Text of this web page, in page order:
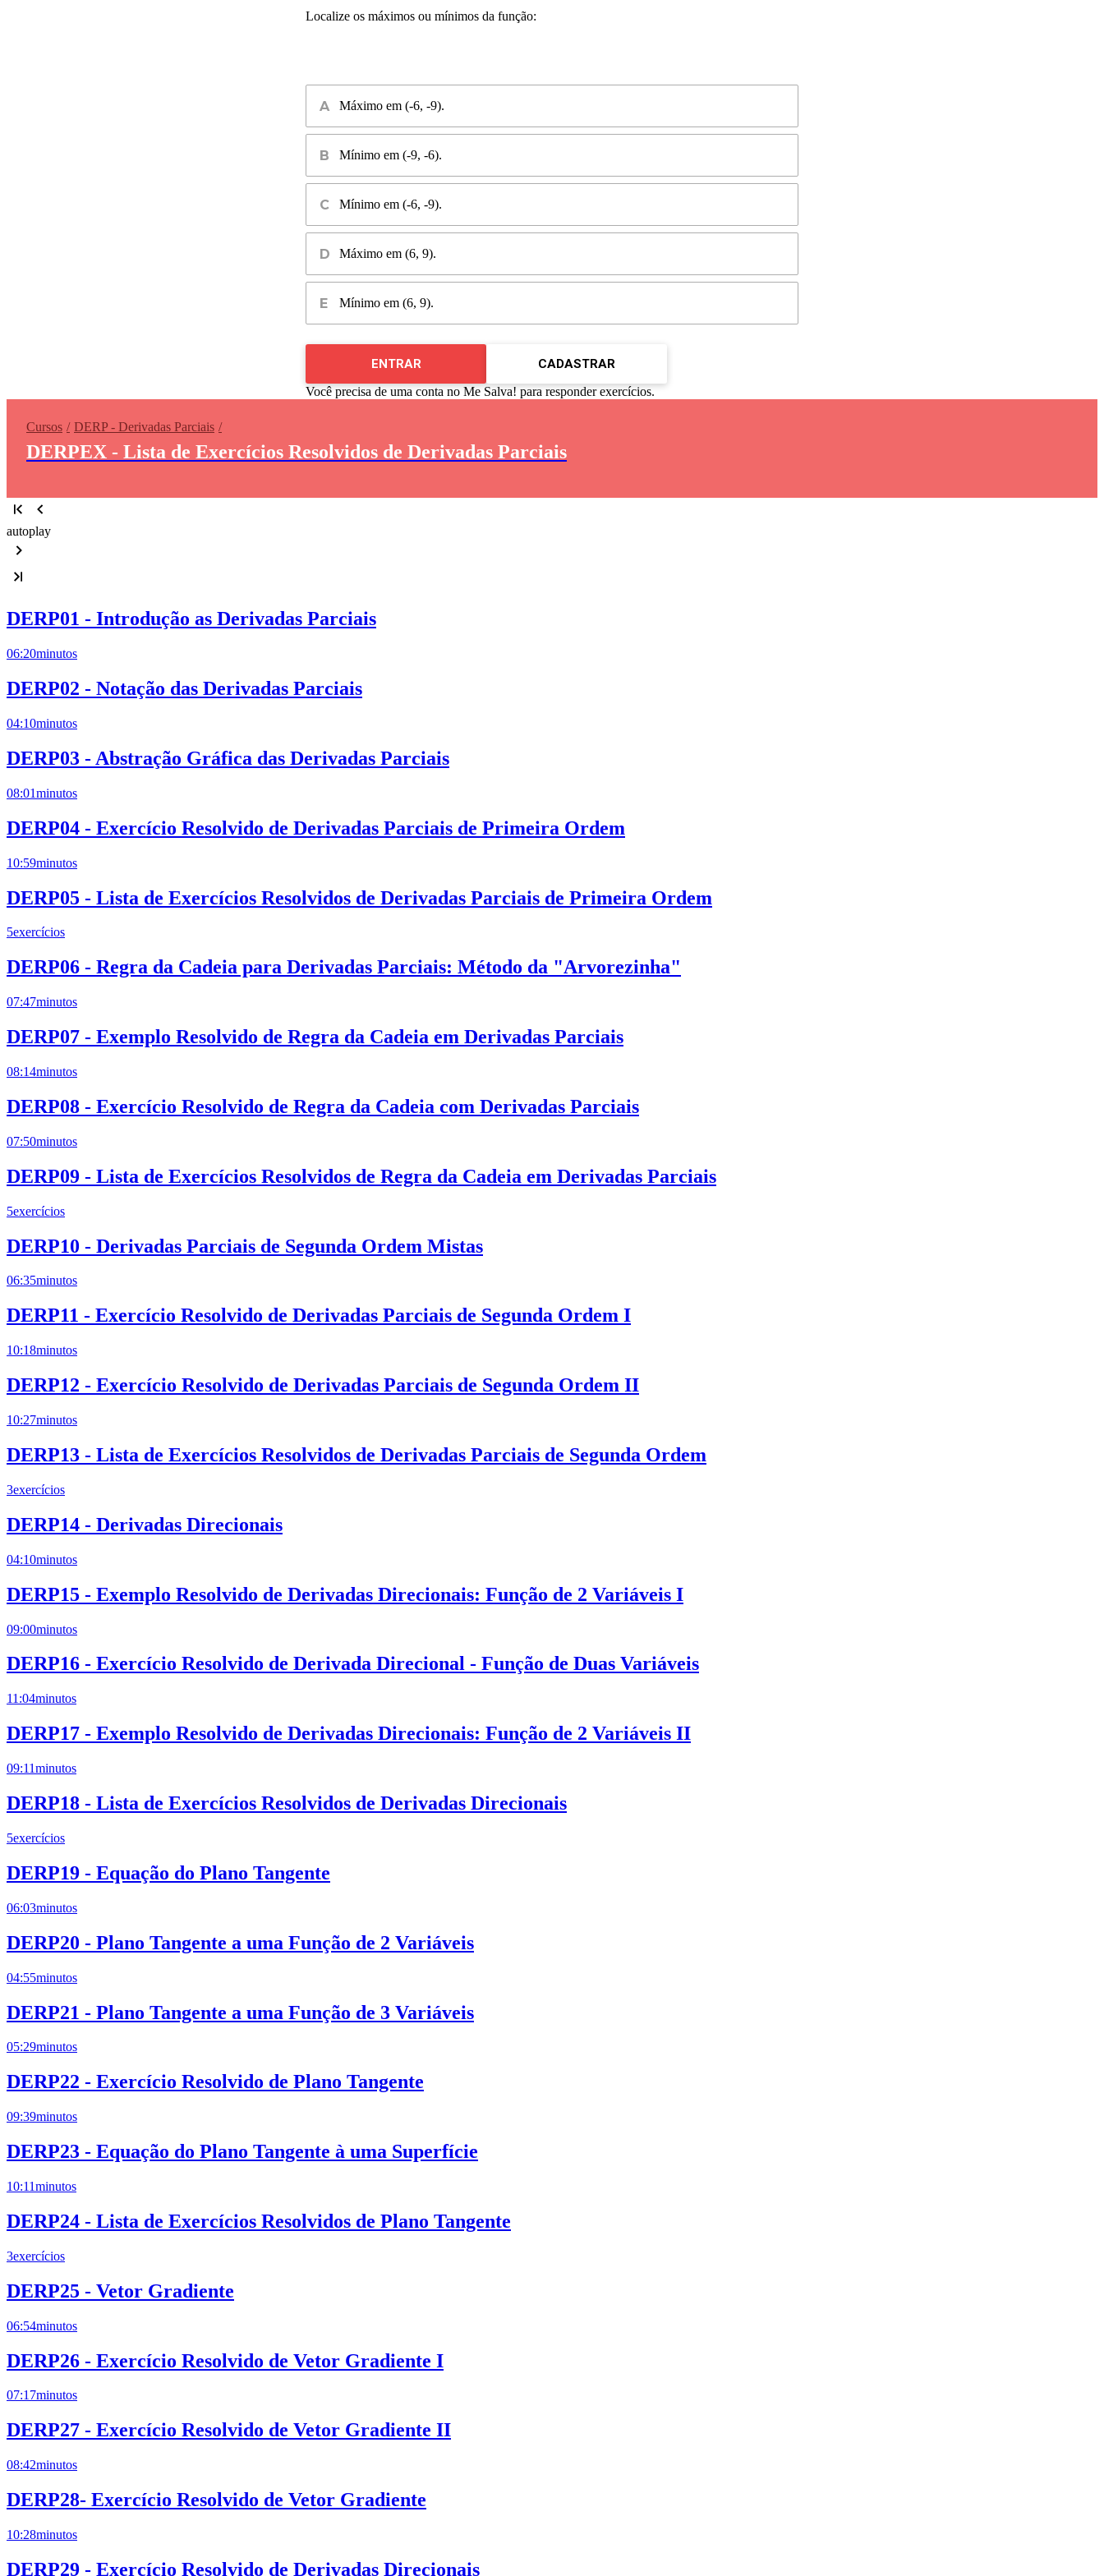
Localize os máximos ou mínimos da função:
Máximo em (-6, -9).
Mínimo em (-9, -6).
Mínimo em (-6, -9).
Máximo em (6, 9).
Mínimo em (6, 9).
ENTRAR CADASTRAR
Você precisa de uma conta no Me Salva! para responder exercícios.
Cursos DERP - Derivadas Parciais
DERPEX - Lista de Exercícios Resolvidos de Derivadas Parciais
autoplay
DERP01 - Introdução as Derivadas Parciais
06:20minutos
DERP02 - Notação das Derivadas Parciais
04:10minutos
DERP03 - Abstração Gráfica das Derivadas Parciais
08:01minutos
DERP04 - Exercício Resolvido de Derivadas Parciais de Primeira Ordem
10:59minutos
DERP05 - Lista de Exercícios Resolvidos de Derivadas Parciais de Primeira Ordem
5exercícios
DERP06 - Regra da Cadeia para Derivadas Parciais: Método da "Arvorezinha"
07:47minutos
DERP07 - Exemplo Resolvido de Regra da Cadeia em Derivadas Parciais
08:14minutos
DERP08 - Exercício Resolvido de Regra da Cadeia com Derivadas Parciais
07:50minutos
DERP09 - Lista de Exercícios Resolvidos de Regra da Cadeia em Derivadas Parciais
5exercícios
DERP10 - Derivadas Parciais de Segunda Ordem Mistas
06:35minutos
DERP11 - Exercício Resolvido de Derivadas Parciais de Segunda Ordem I
10:18minutos
DERP12 - Exercício Resolvido de Derivadas Parciais de Segunda Ordem II
10:27minutos
DERP13 - Lista de Exercícios Resolvidos de Derivadas Parciais de Segunda Ordem
3exercícios
DERP14 - Derivadas Direcionais
04:10minutos
DERP15 - Exemplo Resolvido de Derivadas Direcionais: Função de 2 Variáveis I
09:00minutos
DERP16 - Exercício Resolvido de Derivada Direcional - Função de Duas Variáveis
11:04minutos
DERP17 - Exemplo Resolvido de Derivadas Direcionais: Função de 2 Variáveis II
09:11minutos
DERP18 - Lista de Exercícios Resolvidos de Derivadas Direcionais
5exercícios
DERP19 - Equação do Plano Tangente
06:03minutos
DERP20 - Plano Tangente a uma Função de 2 Variáveis
04:55minutos
DERP21 - Plano Tangente a uma Função de 3 Variáveis
05:29minutos
DERP22 - Exercício Resolvido de Plano Tangente
09:39minutos
DERP23 - Equação do Plano Tangente à uma Superfície
10:11minutos
DERP24 - Lista de Exercícios Resolvidos de Plano Tangente
3exercícios
DERP25 - Vetor Gradiente
06:54minutos
DERP26 - Exercício Resolvido de Vetor Gradiente I
07:17minutos
DERP27 - Exercício Resolvido de Vetor Gradiente II
08:42minutos
DERP28- Exercício Resolvido de Vetor Gradiente
10:28minutos
DERP29 - Exercício Resolvido de Derivadas Direcionais